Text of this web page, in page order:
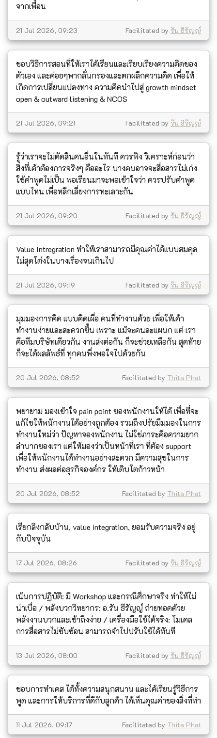
จากเพื่อน
21 Jul 2026, 09:23 Facilitated by รัน ธีรัญญ์
ชอบวิธีการสอนที่ให้เราได้เรียนและเรียบเรียงความคิดของ
ตัวเอง และค่อยๆพากลั่นกรองและตกผลึกความคิด เพื่อให้
เกิดการเปลี่ยนแปลงทาง ความคิดนำไปสู่ growth mindset
open & outward listening & NCOS
21 Jul 2026, 09:21 Facilitated by รัน ธีรัญญ์
รู้ว่าเราจะไม่ตัดสินคนอื่นในทันที ควรฟัง วิเคราะห์ก่อนว่า
สิ่งที่เค้าต้องการจริงๆ คืออะไร บางคนอาจจะสื่อสารไม่เก่ง
ใช้คำพูดไม่เป็น พอเรียนมาจะพอเข้าใจว่า ควรปรับคำพูด
แบบไหน เพื่อหลีกเลี่ยงการทะเลาะกัน
21 Jul 2026, 09:20 Facilitated by รัน ธีรัญญ์
Value Intregration ทำให้เราสามารถมีคุณค่าได้แบบสมดุล
ไม่สุดโต่งในบางเรื่องจนเกินไป
21 Jul 2026, 09:19 Facilitated by รัน ธีรัญญ์
มุมมองการคิด แบบคิดเผื่อ คนที่ทำงานด้วย เพื่อให้เค้า
ทำงานง่ายและสะดวกขึ้น เพราะ แม้จะคนละแผนก แต่ เรา
คือทีมบริษัทเดียวกัน งานส่งต่อกัน ก็จะช่วยเหลือกัน สุดท้าย
ก็จะได้ผลลัพธ์ที่ ทุกคนพึ่งพอใจไปด้วยกัน
20 Jul 2026, 08:52 Facilitated by Thita Phat
พยายาม มองเข้าใจ pain point ของพนักงานให้ได้ เพื่อที่จะ
แก้ไขให้พนักงานได้อย่างถูกต้อง รวมถึงปรัยมึมมองในการ
ทำงานใหม่ว่า ปัญหาจองพนักงาน ไม่ใช่ภาระคือความยาก
ลำบากของเรา แต่ให้มองว่าเป็นหน้าที่เรา ที่ต้อง support
เพื่อให้พนักงานได้ทำงานอย่างสะดวก มีความสุขในการ
ทำงาน ส่งผลต่อธุรกิจองค์กร ให้เติบโตก้าวหน้า
20 Jul 2026, 08:52 Facilitated by Thita Phat
เรียกลิงกลับบ้าน, value integration, ยอมรับความจริง อยู่
กับปัจจุบัน
17 Jul 2026, 08:26 Facilitated by รัน ธีรัญญ์
เน้นการปฏิบัติ: มี Workshop และกรณีศึกษาจริง ทำให้ไม่
น่าเบื่อ / พลังบวกวิทยากร: อ.รัน ธีรัญญ์ ถ่ายทอดด้วย
พลังงานบวกและเข้าถึงง่าย / เครื่องมือใช้ได้จริง: โมเดล
การสื่อสารไม่ซับซ้อน สามารถจำไปปรับใช้ได้ทันที
13 Jul 2026, 08:00 Facilitated by รัน ธีรัญญ์
ชอบการทำเคส ได้ทั้งความสนุกสนาน และได้เรียนรู้วิธีการ
พูด และการให้บริการที่ดีกับลูกค้า ได้เห็นคุณค่าของสิ่งที่ทำ
11 Jul 2026, 09:17 Facilitated by Thita Phat